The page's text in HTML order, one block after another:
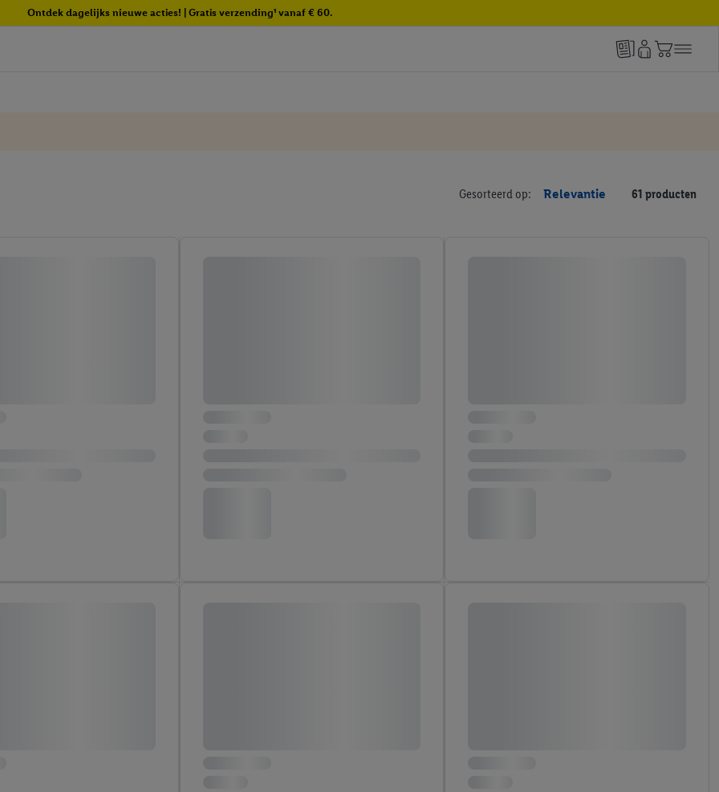
Ontdek dagelijks nieuwe acties! | Gratis verzending¹ vanaf € 60.
Gesorteerd op: Relevantie 61 producten